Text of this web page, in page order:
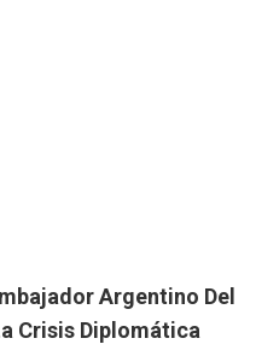
Argentino Del
Crisis Diplomática